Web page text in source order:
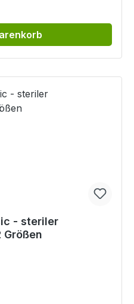
- steriler